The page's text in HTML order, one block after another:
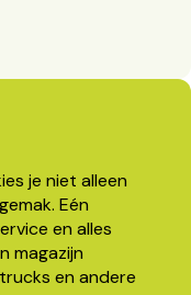
je niet alleen
Eén
en alles
magazijn
en andere